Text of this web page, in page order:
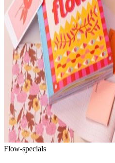
Flow-specials